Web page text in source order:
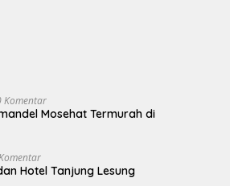
Komentar
Mosehat Termurah di
Hotel Tanjung Lesung